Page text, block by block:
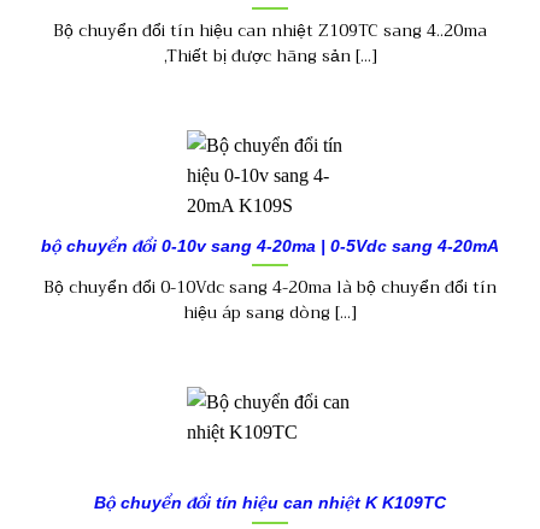
Bộ chuyển đổi tín hiệu can nhiệt Z109TC sang 4..20ma
,Thiết bị được hãng sản [...]
bộ chuyển đổi 0-10v sang 4-20ma | 0-5Vdc sang 4-20mA
Bộ chuyển đổi 0-10Vdc sang 4-20ma là bộ chuyển đổi tín
hiệu áp sang dòng [...]
Bộ chuyển đổi tín hiệu can nhiệt K K109TC